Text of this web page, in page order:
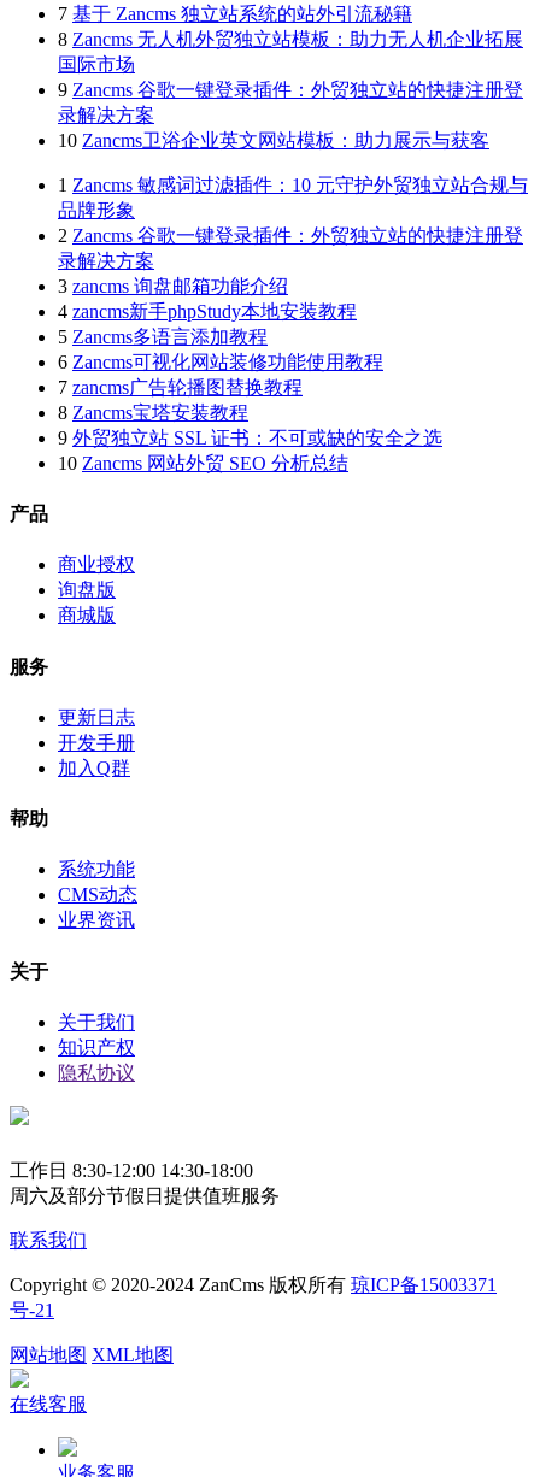
7 基于 Zancms 独立站系统的站外引流秘籍
8 Zancms 无人机外贸独立站模板：助力无人机企业拓展
国际市场
9 Zancms 谷歌一键登录插件：外贸独立站的快捷注册登
录解决方案
10 Zancms卫浴企业英文网站模板：助力展示与获客
1 Zancms 敏感词过滤插件：10 元守护外贸独立站合规与
品牌形象
2 Zancms 谷歌一键登录插件：外贸独立站的快捷注册登
录解决方案
3 zancms 询盘邮箱功能介绍
4 zancms新手phpStudy本地安装教程
5 Zancms多语言添加教程
6 Zancms可视化网站装修功能使用教程
7 zancms广告轮播图替换教程
8 Zancms宝塔安装教程
9 外贸独立站 SSL 证书：不可或缺的安全之选
10 Zancms 网站外贸 SEO 分析总结
产品
商业授权
询盘版
商城版
服务
更新日志
开发手册
加入Q群
帮助
系统功能
CMS动态
业界资讯
关于
关于我们
知识产权
隐私协议
工作日 8:30-12:00 14:30-18:00
周六及部分节假日提供值班服务
联系我们
Copyright © 2020-2024 ZanCms 版权所有 琼ICP备15003371
号-21
网站地图 XML地图
在线客服
业务客服